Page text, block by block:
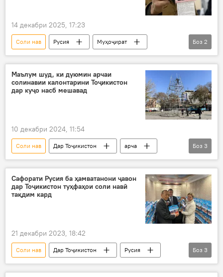
14 декабри 2025, 17:23
Соли нав Русия
Муҳоҷират
патент
нархи патент
Боз 2
Маълум шуд, ки дуюмин арчаи
солинавии калонтарини Тоҷикистон
дар куҷо насб мешавад
10 декабри 2024, 11:54
Соли нав Дар Тоҷикистон
арча
арчаи солинавӣ
Суғд Хуҷанд
Боз 3
Сафорати Русия ба ҳамватанони ҷавон
дар Тоҷикистон туҳфаҳои соли навӣ
тақдим кард
21 декабри 2023, 18:42
Соли нав Дар Тоҷикистон
Русия
сафорат
туҳфа тақдим
Боз 3